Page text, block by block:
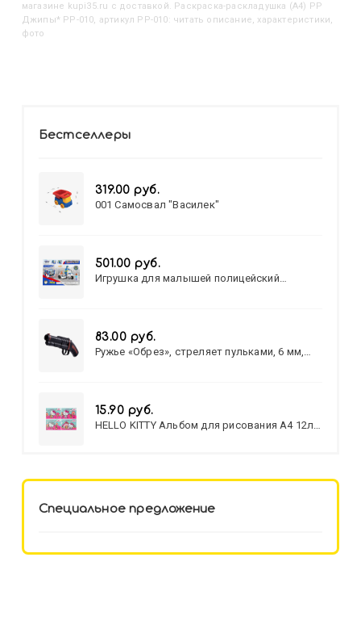
магазине kupi35.ru с доставкой. Раскраска-раскладушка (А4) РР
Джипы* РР-010, артикул РР-010: читать описание, характеристики,
фото
Бестселлеры
319.00 руб.
001 Самосвал "Василек"
501.00 руб.
Игрушка для малышей полицейский
83.00 руб.
Ружье «Обрез», стреляет пульками, 6 мм,
15.90 руб.
HELLO KITTY Альбом для рисования А4 12л.
Специальное предложение